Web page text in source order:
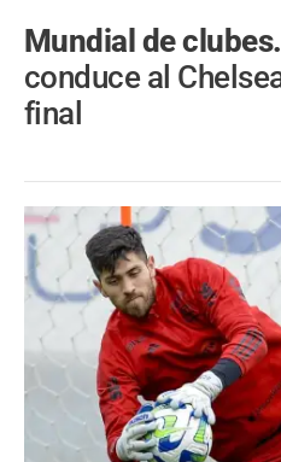
Mundial de clubes.
conduce al
final